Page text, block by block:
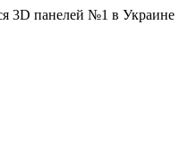
3D панелей №1 в Украине